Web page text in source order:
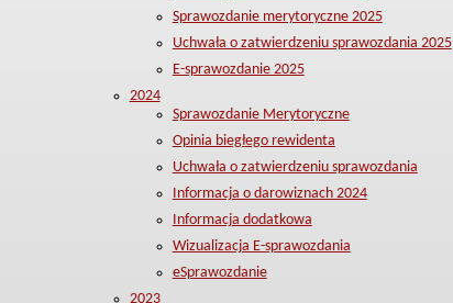
Sprawozdanie merytoryczne 2025
Uchwała o zatwierdzeniu sprawozdania 2025
E-sprawozdanie 2025
2024
Sprawozdanie Merytoryczne
Opinia biegłego rewidenta
Uchwała o zatwierdzeniu sprawozdania
Informacja o darowiznach 2024
Informacja dodatkowa
Wizualizacja E-sprawozdania
eSprawozdanie
2023